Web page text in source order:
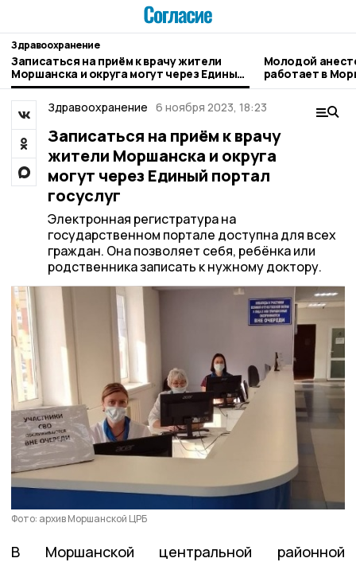
Здравоохранение
Записаться на приём к врачу жители
Моршанска и округа могут через Единый
портал госуслуг
Молодой
работает в
Здравоохранение 6 ноября 2023, 18:23
Записаться на приём к врачу
жители Моршанска и округа
могут через Единый портал
госуслуг
Электронная регистратура на
государственном портале доступна для всех
граждан. Она позволяет себя, ребёнка или
родственника записать к нужному доктору.
Фото: архив Моршанской ЦРБ
В Моршанской центральной районной